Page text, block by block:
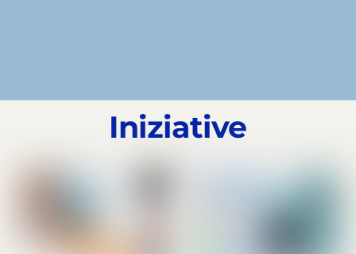
Iniziative